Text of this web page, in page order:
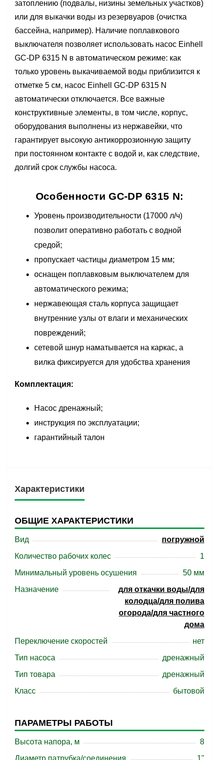
затоплению (подвалы, низины земельных участков)
или для выкачки воды из резервуаров (очистка
бассейна, например). Наличие поплавкового
выключателя позволяет использовать насос Einhell
GC-DP 6315 N в автоматическом режиме: как
только уровень выкачиваемой воды приблизится к
отметке 5 см, насос Einhell GC-DP 6315 N
автоматически отключается. Все важные
конструктивные элементы, в том числе, корпус,
оборудования выполнены из нержавейки, что
гарантирует высокую антикоррозионную защиту
при постоянном контакте с водой и, как следствие,
долгий срок службы насоса.
Особенности GC-DP 6315 N:
Уровень производительности (17000 л/ч)
позволит оперативно работать с водной
средой;
пропускает частицы диаметром 15 мм;
оснащен поплавковым выключателем для
автоматического режима;
нержавеющая сталь корпуса защищает
внутренние узлы от влаги и механических
повреждений;
сетевой шнур наматывается на каркас, а
вилка фиксируется для удобства хранения
Комплектация:
Насос дренажный;
инструкция по эксплуатации;
гарантийный талон
Характеристики
ОБЩИЕ ХАРАКТЕРИСТИКИ
Вид
погружной
Количество рабочих колес
1
Минимальный уровень осушения
50 мм
Назначение
для откачки воды/для
колодца/для полива
огорода/для частного
дома
Переключение скоростей
нет
Тип насоса
дренажный
Тип товара
дренажный
Класс
бытовой
ПАРАМЕТРЫ РАБОТЫ
Высота напора, м
8
Диаметр патрубка/соединения
1"